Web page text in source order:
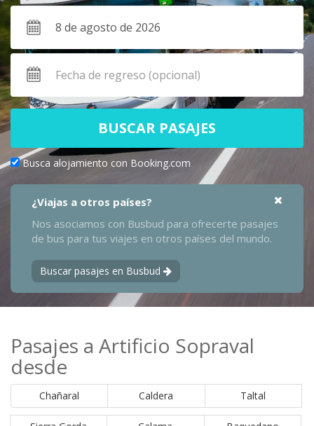
BUSCAR PASAJES
Busca alojamiento con Booking.com
¿Viajas a otros países?
Nos asociamos con Busbud para ofrecerte pasajes
de bus para tus viajes en otros países del mundo.
Buscar pasajes en Busbud
Pasajes a Artificio Sopraval
desde
Chañaral Caldera Taltal